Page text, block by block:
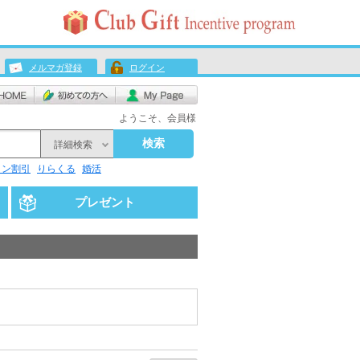
メルマガ登録 ログイン
ようこそ、会員様
詳細検索 検索
割引 りらくる 婚活
プレゼント